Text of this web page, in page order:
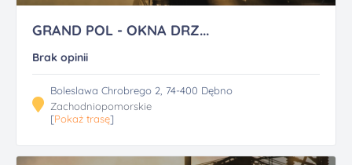
GRAND POL - OKNA DRZ...
Brak opinii
Boleslawa Chrobrego 2, 74-400 Dębno
Zachodniopomorskie
[Pokaż trasę]